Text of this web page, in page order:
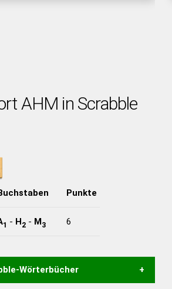
AHM in Scrabble
Punkte
1 - H2- M3 6
Wörterbücher